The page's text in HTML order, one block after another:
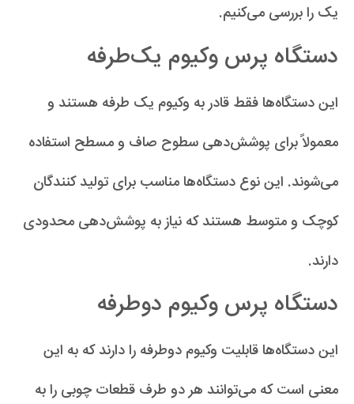
یک را بررسی می‌کنیم.
دستگاه پرس وکیوم یک‌طرفه
این دستگاه‌ها فقط قادر به وکیوم یک طرفه هستند و
معمولاً برای پوشش‌دهی سطوح صاف و مسطح استفاده
می‌شوند. این نوع دستگاه‌ها مناسب برای تولید کنندگان
کوچک و متوسط هستند که نیاز به پوشش‌دهی محدودی
دارند.
دستگاه پرس وکیوم دوطرفه
این دستگاه‌ها قابلیت وکیوم دوطرفه را دارند که به این
معنی است که می‌توانند هر دو طرف قطعات چوبی را به